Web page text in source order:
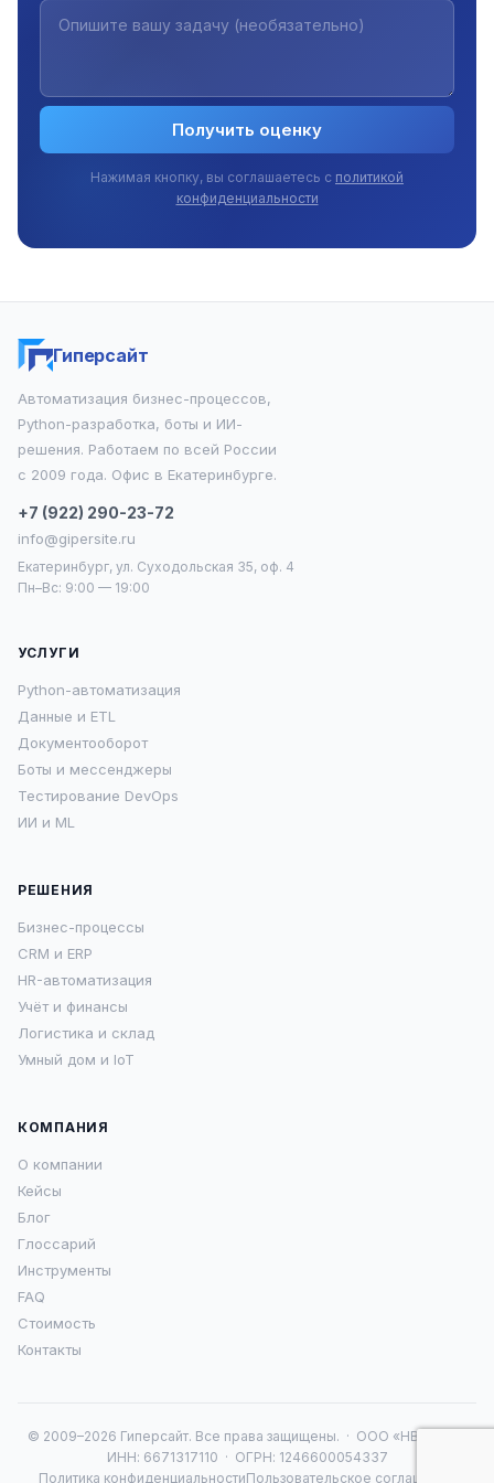
Получить оценку
Нажимая кнопку, вы соглашаетесь с политикой
конфиденциальности
Гиперсайт
Автоматизация бизнес-процессов,
Python-разработка, боты и ИИ-
решения. Работаем по всей России
с 2009 года. Офис в Екатеринбурге.
+7 (922) 290-23-72
info@gipersite.ru
Екатеринбург, ул. Суходольская 35, оф. 4
Пн–Вс: 9:00 — 19:00
УСЛУГИ
Python-автоматизация
Данные и ETL
Документооборот
Боты и мессенджеры
Тестирование DevOps
ИИ и ML
РЕШЕНИЯ
Бизнес-процессы
CRM и ERP
HR-автоматизация
Учёт и финансы
Логистика и склад
Умный дом и IoT
КОМПАНИЯ
О компании
Кейсы
Блог
Глоссарий
Инструменты
FAQ
Стоимость
Контакты
© 2009–2026 Гиперсайт. Все права защищены. · ООО «НВА 16» ·
ИНН: 6671317110 · ОГРН: 1246600054337
Политика конфиденциальностиПользовательское соглашение